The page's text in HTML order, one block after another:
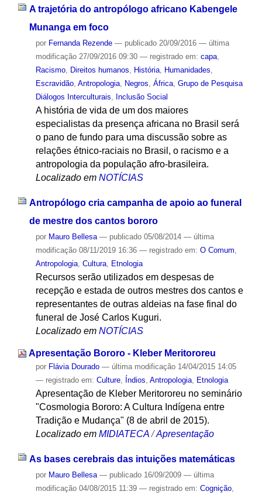
A trajetória do antropólogo africano Kabengele
Munanga em foco
por Fernanda Rezende — publicado20/09/2016 — última
modificação27/09/2016 09:30 — registrado em: capa,
Racismo, Direitos humanos, História, Humanidades,
Escravidão, Antropologia, Negros, África, Grupo de Pesquisa
Diálogos Interculturais, Inclusão Social
A história de vida de um dos maiores
especialistas da presença africana no Brasil será
o pano de fundo para uma discussão sobre as
relações étnico-raciais no Brasil, o racismo e a
antropologia da população afro-brasileira.
Localizado em NOTÍCIAS
Antropólogo cria campanha de apoio ao funeral
de mestre dos cantos bororo
por Mauro Bellesa — publicado05/08/2014 — última
modificação08/11/2019 16:36 — registrado em: O Comum
Antropologia, Cultura, Etnologia
Recursos serão utilizados em despesas de
recepção e estada de outros mestres dos cantos e
representantes de outras aldeias na fase final do
funeral de José Carlos Kuguri.
Localizado em NOTÍCIAS
Apresentação Bororo - Kleber Meritororeu
por Flávia Dourado — última modificação14/04/2015 14:05
— registrado em: Culture, Índios, Antropologia, Etnologia
Apresentação de Kleber Meritororeu no seminário
"Cosmologia Bororo: A Cultura Indígena entre
Tradição e Mudança" (8 de abril de 2015).
Localizado em MIDIATECA /Apresentação
As bases cerebrais das intuições matemáticas
por Mauro Bellesa — publicado16/09/2009 — última
modificação04/08/2015 11:39 — registrado em: Cognição,